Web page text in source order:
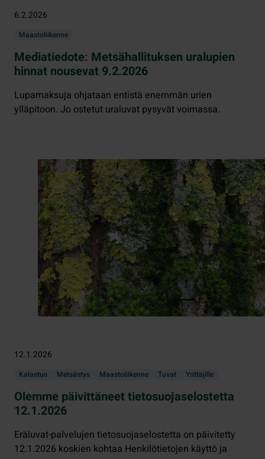
6.2.2026
Maastoliikenne
Mediatiedote: Metsähallituksen uralupien
hinnat nousevat 9.2.2026
Lupamaksuja ohjataan entistä enemmän urien
ylläpitoon. Jo ostetut uraluvat pysyvät voimassa.
12.1.2026
Kalastus Metsästys Maastoliikenne Tuvat Yrittäjille
Olemme päivittäneet tietosuojaselostetta
12.1.2026
Eräluvat-palvelujen tietosuojaselostetta on päivitetty
12.1.2026 koskien kohtaa Henkilötietojen käyttö ja